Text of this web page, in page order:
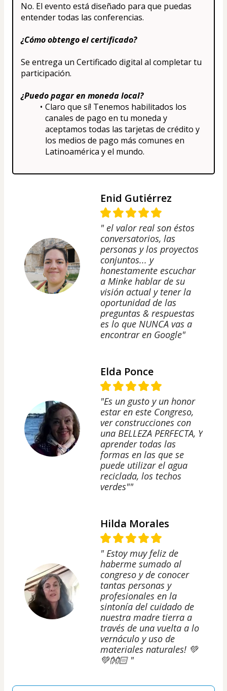
No. El evento está diseñado para que puedas
entender todas las conferencias.
¿Cómo obtengo el certificado?
Se entrega un Certificado digital al completar tu
participación.
¿Puedo pagar en moneda local?
Claro que sí! Tenemos habilitados los
canales de pago en tu moneda y
aceptamos todas las tarjetas de crédito y
los medios de pago más comunes en
Latinoamérica y el mundo.
Enid Gutiérrez
" el valor real son éstos
conversatorios, las
personas y los proyectos
conjuntos... y
honestamente escuchar
a Minke hablar de su
visión actual y tener la
oportunidad de las
preguntas & respuestas
es lo que NUNCA vas a
encontrar en Google"
Elda Ponce
"Es un gusto y un honor
estar en este Congreso,
ver construcciones con
una BELLEZA PERFECTA, Y
aprender todas las
formas en las que se
puede utilizar el agua
reciclada, los techos
verdes""
Hilda Morales
" Estoy muy feliz de
haberme sumado al
congreso y de conocer
tantas personas y
profesionales en la
sintonía del cuidado de
nuestra madre tierra a
través de una vuelta a lo
vernáculo y uso de
materiales naturales! 💚
💚👐🏻 "